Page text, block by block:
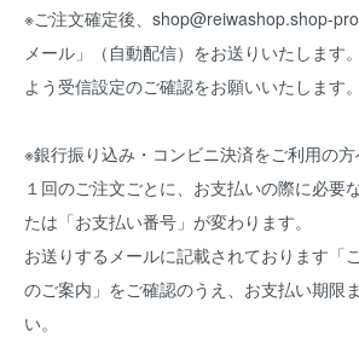
※ご注文確定後、shop@reiwashop.shop-
メール」（自動配信）をお送りいたします
よう受信設定のご確認をお願いいたします。
※銀行振り込み・コンビニ決済をご利用の
１回のご注文ごとに、お支払いの際に必要
たは「お支払い番号」が変わります。
お送りするメールに記載されております「
のご案内」をご確認のうえ、お支払い期限
い。